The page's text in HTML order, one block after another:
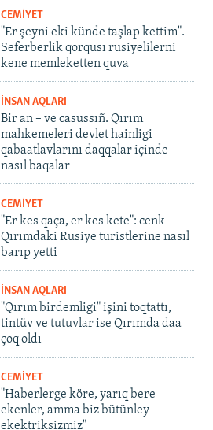
CEMİYET
"Er şeyni eki künde taşlap kettim".
Seferberlik qorqusı rusiyelilerni
kene memleketten quva
İNSAN AQLARI
Bir an – ve casussıñ. Qırım
mahkemeleri devlet hainligi
qabaatlavlarını daqqalar içinde
nasıl baqalar
CEMİYET
"Er kes qaça, er kes kete": cenk
Qırımdaki Rusiye turistlerine nasıl
barıp yetti
İNSAN AQLARI
"Qırım birdemligi" işini toqtattı,
tintüv ve tutuvlar ise Qırımda daa
çoq oldı
CEMİYET
"Haberlerge köre, yarıq bere
ekenler, amma biz bütünley
ekektriksizmiz"